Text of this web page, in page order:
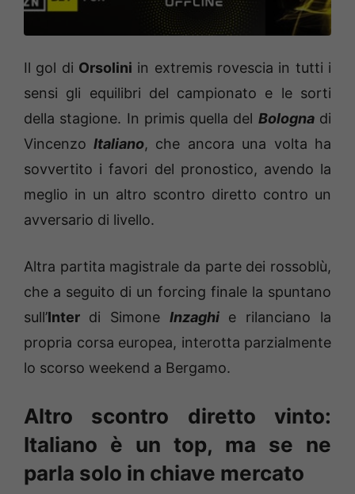
Il gol di Orsolini in extremis rovescia in tutti i
sensi gli equilibri del campionato e le sorti
della stagione. In primis quella del Bolognadi
Vincenzo Italiano, che ancora una volta ha
sovvertito i favori del pronostico, avendo la
meglio in un altro scontro diretto contro un
avversario di livello.
Altra partita magistrale da parte dei rossoblù,
che a seguito di un forcing finale la spuntano
sull’Inter di Simone Inzaghie rilanciano la
propria corsa europea, interotta parzialmente
lo scorso weekend a Bergamo.
Altro scontro diretto vinto:
Italiano è un top, ma se ne
parla solo in chiave mercato